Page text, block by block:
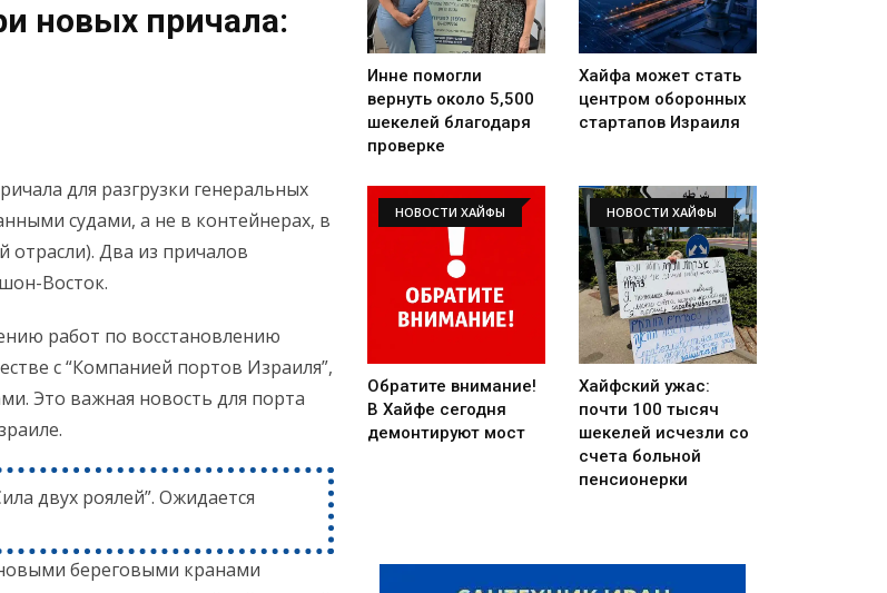
новых причала:
для разгрузки генеральных
судами, а не в контейнерах, в
Два из причалов
Восток.
работ по восстановлению
с “Компанией портов Израиля”,
Это важная новость для порта
двух роялей”. Ожидается
береговыми кранами
Инне помогли
вернуть около 5,500
шекелей благодаря
проверке
Хайфа может стать
центром оборонных
стартапов Израиля
НОВОСТИ ХАЙФЫ
Обратите внимание!
В Хайфе сегодня
демонтируют мост
НОВОСТИ ХАЙФЫ
Хайфский ужас:
почти 100 тысяч
шекелей исчезли со
счета больной
пенсионерки